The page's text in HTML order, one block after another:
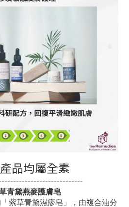
品均屬全素
青黛燕麥護膚皂
紫草青黛濕疹皂」，由複合油分